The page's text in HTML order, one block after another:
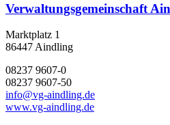
Verwaltungsgemeinschaft
Marktplatz 1
86447 Aindling
08237 9607-0
08237 9607-50
info@vg-aindling.de
www.vg-aindling.de